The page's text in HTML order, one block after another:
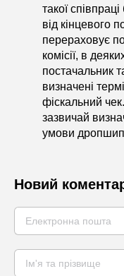
такої
від кінцевого
перераховує
комісії, в
постачальник
визначені
фіскальний
зазвичай
умови
Новий